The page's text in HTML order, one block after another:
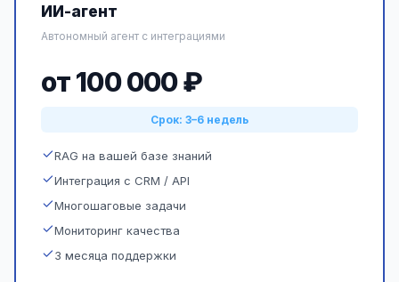
ИИ-агент
Автономный агент с интеграциями
от 100 000 ₽
Срок: 3–6 недель
RAG на вашей базе знаний
Интеграция с CRM / API
Многошаговые задачи
Мониторинг качества
3 месяца поддержки